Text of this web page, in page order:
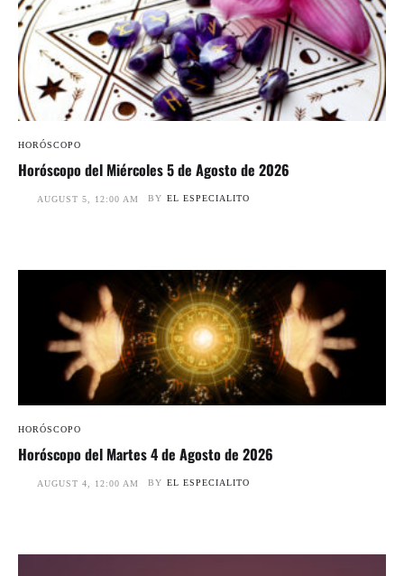
HORÓSCOPO
Horóscopo del Miércoles 5 de Agosto de 2026
AUGUST 5, 12:00 AM BY EL ESPECIALITO
HORÓSCOPO
Horóscopo del Martes 4 de Agosto de 2026
AUGUST 4, 12:00 AM BY EL ESPECIALITO